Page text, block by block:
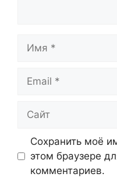
Сохранить моё
этом браузере
комментариев.